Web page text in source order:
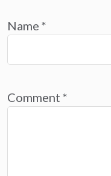
Name *
Comment *